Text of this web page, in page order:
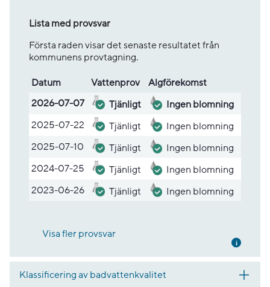
Lista med provsvar
Första raden visar det senaste resultatet från
kommunens provtagning.
Lista med provsvar
Datum Vatten­prov
Alg­före­komst
2026-07-07
Tjänligt
Ingen blomning
2025-07-22
Tjänligt
Ingen blomning
2025-07-10
Tjänligt
Ingen blomning
2024-07-25
Tjänligt
Ingen blomning
2023-06-26
Tjänligt Ingen blomning
Visa fler provsvar Mer
Klassificering av badvattenkvalitet